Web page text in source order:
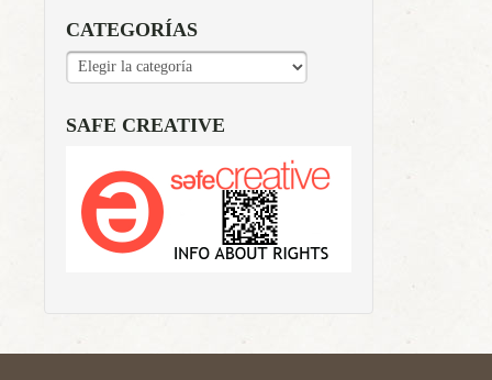
CATEGORÍAS
CATEGORÍAS
SAFE CREATIVE